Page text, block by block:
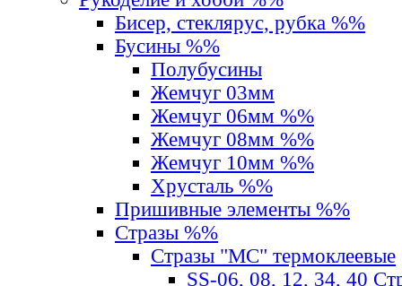
Бисер, стеклярус, рубка %%
Бусины %%
Полубусины
Жемчуг 03мм
Жемчуг 06мм %%
Жемчуг 08мм %%
Жемчуг 10мм %%
Хрусталь %%
Пришивные элементы %%
Стразы %%
Стразы "MС" термоклеевые
SS-06, 08, 12, 34, 40